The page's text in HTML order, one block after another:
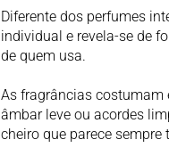
Diferente dos perfumes
individual e revela-se de
de quem usa.
As fragrâncias costumam
âmbar leve ou acordes
cheiro que parece sempre